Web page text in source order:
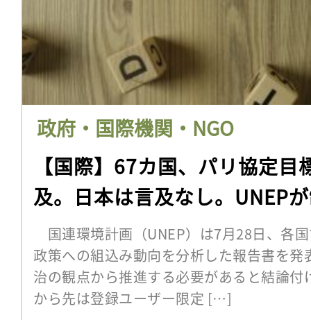
政府・国際機関・NGO
【国際】67カ国、パリ協定
及。日本は言及なし。UNEP
国連環境計画（UNEP）は7月28日、各
政策への組込み動向を分析した報告書を
治の観点から推進する必要があると結論
から先は登録ユーザー限定 […]